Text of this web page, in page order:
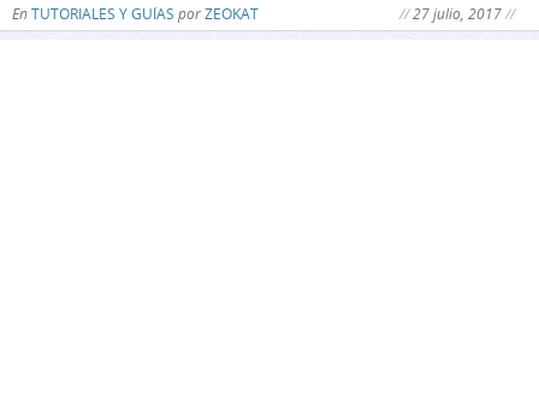
EnTUTORIALES Y GUÍAS porZEOKAT 27 julio, 2017